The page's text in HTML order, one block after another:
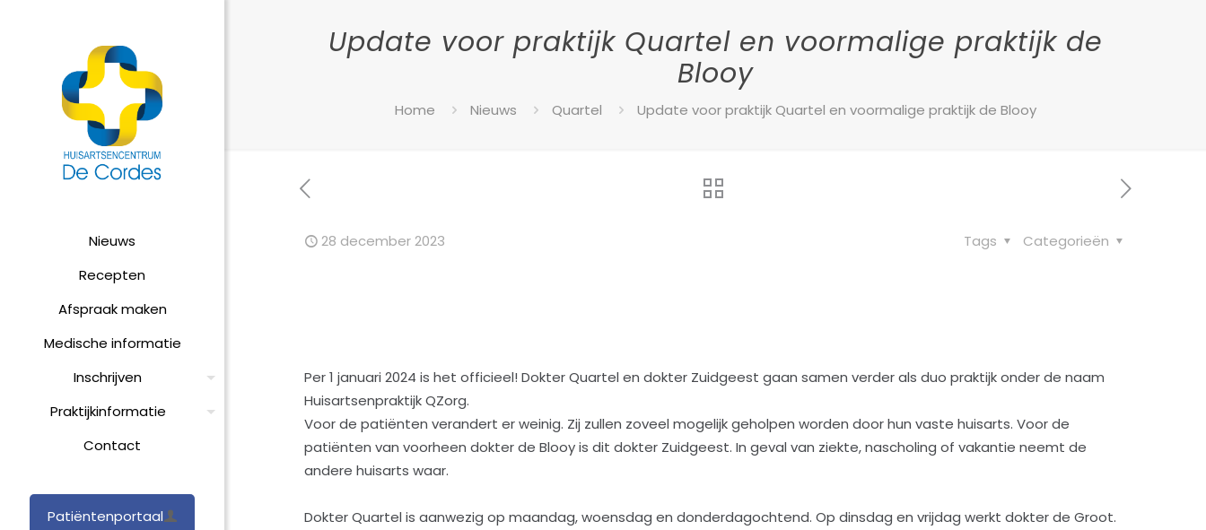
Nieuws
Recepten
Afspraak maken
Medische informatie
Inschrijven
Praktijkinformatie
Contact
Patiëntenportaal
Update voor praktijk Quartel en voormalige praktijk de
Blooy
Home Nieuws Quartel Update voor praktijk Quartel en voormalige praktijk de Blooy
28 december 2023 Categorieën
Tags
Per 1 januari 2024 is het officieel! Dokter Quartel en dokter Zuidgeest gaan samen verder als duo praktijk onder de naam
Huisartsenpraktijk QZorg.
Voor de patiënten verandert er weinig. Zij zullen zoveel mogelijk geholpen worden door hun vaste huisarts. Voor de
patiënten van voorheen dokter de Blooy is dit dokter Zuidgeest. In geval van ziekte, nascholing of vakantie neemt de
andere huisarts waar.
Dokter Quartel is aanwezig op maandag, woensdag en donderdagochtend. Op dinsdag en vrijdag werkt dokter de Groot.